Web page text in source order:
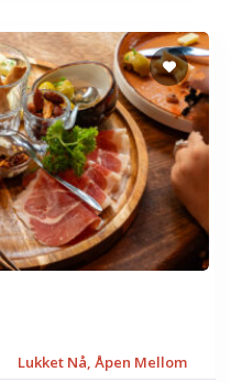
Lukket Nå, Åpen Mellom